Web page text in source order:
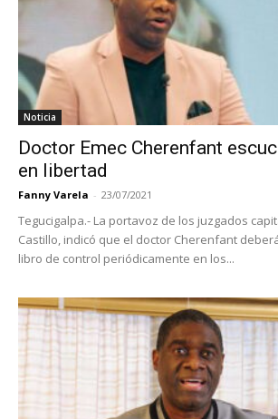
Noticia
Doctor Emec Cherenfant
en libertad
Fanny Varela - 23/07/2021
Tegucigalpa.- La portavoz de los juzgados
Castillo, indicó que el doctor Cherenfant
libro de control periódicamente en los...